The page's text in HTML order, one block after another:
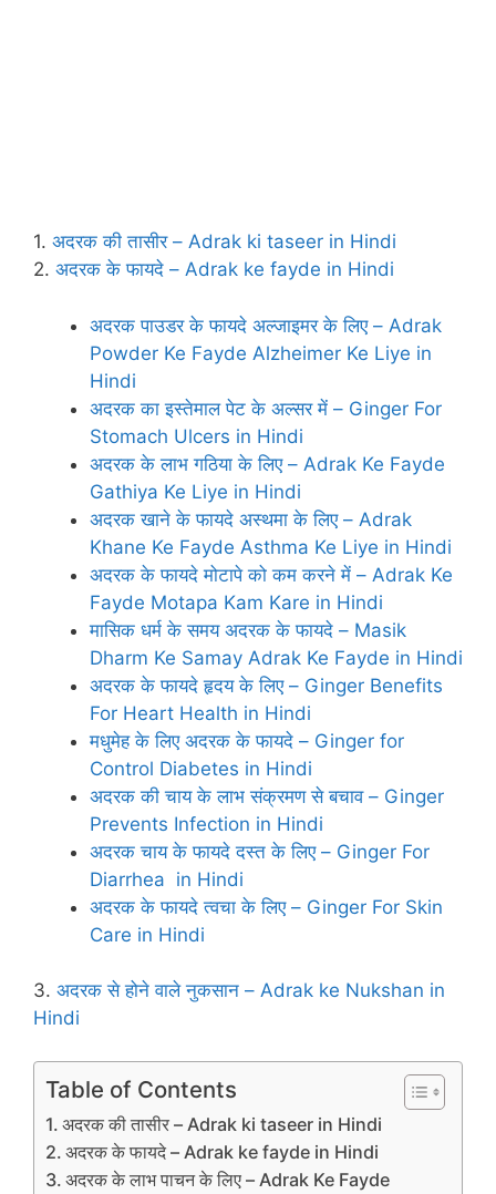
1. अदरक की तासीर – Adrak ki taseer in Hindi
2. अदरक के फायदे – Adrak ke fayde in Hindi
अदरक पाउडर के फायदे अल्‍जाइमर के लिए – Adrak
Powder Ke Fayde Alzheimer Ke Liye in
Hindi
अदरक का इस्‍तेमाल पेट के अल्‍सर में – Ginger For
Stomach Ulcers in Hindi
अदरक के लाभ गठिया के लिए – Adrak Ke Fayde
Gathiya Ke Liye in Hindi
अदरक खाने के फायदे अस्‍थमा के लिए – Adrak
Khane Ke Fayde Asthma Ke Liye in Hindi
अदरक के फायदे मोटापे को कम करने में – Adrak Ke
Fayde Motapa Kam Kare in Hindi
मासिक धर्म के समय अदरक के फायदे – Masik
Dharm Ke Samay Adrak Ke Fayde in Hindi
अदरक के फायदे हृदय के लिए – Ginger Benefits
For Heart Health in Hindi
मधुमेह के लिए अदरक के फायदे – Ginger for
Control Diabetes in Hindi
अदरक की चाय के लाभ संक्रमण से बचाव – Ginger
Prevents Infection in Hindi
अदरक चाय के फायदे दस्‍त के लिए – Ginger For
Diarrhea in Hindi
अदरक के फायदे त्‍वचा के लिए – Ginger For Skin
Care in Hindi
3. अदरक से होने वाले नुकसान – Adrak ke Nukshan in
Hindi
Table of Contents
अदरक की तासीर – Adrak ki taseer in Hindi
अदरक के फायदे – Adrak ke fayde in Hindi
अदरक के लाभ पाचन के लिए – Adrak Ke Fayde